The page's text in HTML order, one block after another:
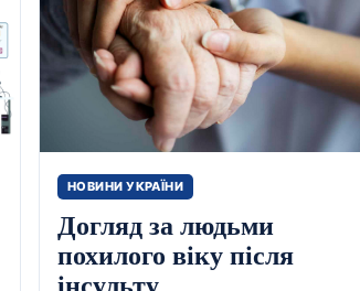
НОВИНИ УКРАЇНИ
Догляд за людьми
похилого віку після